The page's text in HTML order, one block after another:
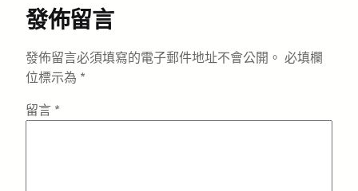
發佈留言
發佈留言必須填寫的電子郵件地址不會公開。 必填欄
位標示為 *
留言 *